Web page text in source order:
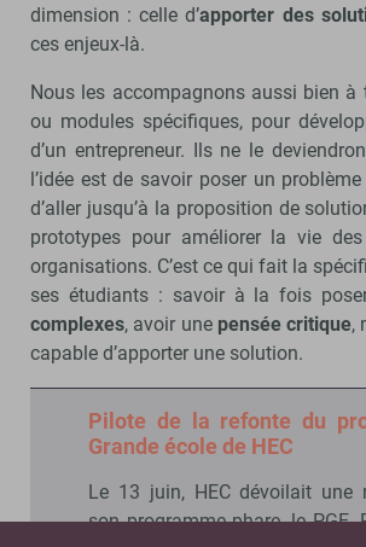
dimension : celle d’apporter des
ces enjeux-là.
Nous les accompagnons aussi bien à
ou modules spécifiques, pour
d’un entrepreneur. Ils ne le
l’idée est de savoir poser un
d’aller jusqu’à la proposition de
prototypes pour améliorer la vie
organisations. C’est ce qui fait la
ses étudiants : savoir à la fois
complexes, avoir une pensée critique,
capable d’apporter une solution.
Pilote de la refonte du
Grande école de HEC
Le 13 juin, HEC dévoilait une
son programme phare, le PGE.